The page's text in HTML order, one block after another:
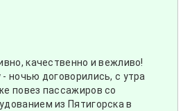
качественно и вежливо!
ночью договорились, с утра
повез пассажиров со
из Пятигорска в